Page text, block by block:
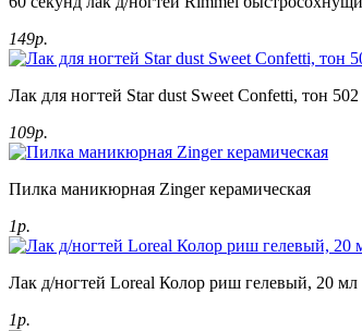
149р.
Лак для ногтей Star dust Sweet Confetti, тон 502
109р.
Пилка маникюрная Zinger керамическая
1р.
Лак д/ногтей Loreal Колор риш гелевый, 20 мл
1р.